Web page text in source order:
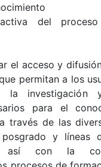
del proceso
el acceso y
permitan a los
la investigación
para el
través de las
y líneas
así con la